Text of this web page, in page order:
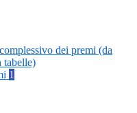
dei premi (da
tabelle)
1